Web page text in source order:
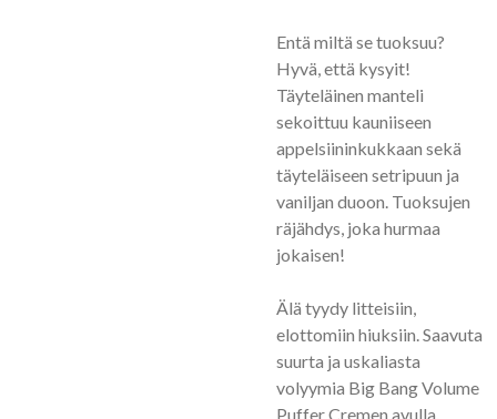
Entä miltä se tuoksuu?
Hyvä, että kysyit!
Täyteläinen manteli
sekoittuu kauniiseen
appelsiininkukkaan sekä
täyteläiseen setripuun ja
vaniljan duoon. Tuoksujen
räjähdys, joka hurmaa
jokaisen!
Älä tyydy litteisiin,
elottomiin hiuksiin. Saavuta
suurta ja uskaliasta
volyymia Big Bang Volume
Puffer Cremen avulla.